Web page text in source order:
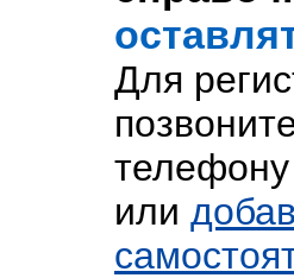
Для
или